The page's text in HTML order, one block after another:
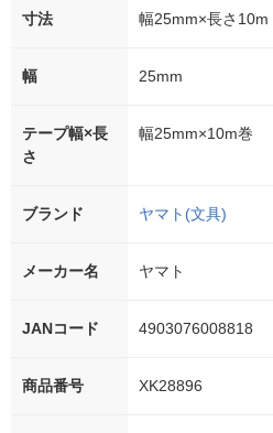
寸法 幅25mm×長さ
幅 25mm
テープ幅×長
さ
幅25mm×10m巻
ブランド ヤマト(文具)
メーカー名 ヤマト
JANコード 4903076008818
商品番号 XK28896